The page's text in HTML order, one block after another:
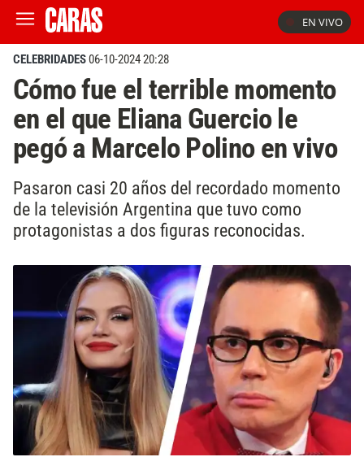
EN VIVO
CELEBRIDADES06-10-2024 20:28
Cómo fue el terrible momento
en el que Eliana Guercio le
pegó a Marcelo Polino en vivo
Pasaron casi 20 años del recordado momento
de la televisión Argentina que tuvo como
protagonistas a dos figuras reconocidas.